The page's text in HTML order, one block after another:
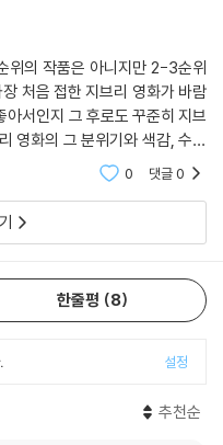
위의 작품은 아니지만 2-3순위
지 않더라구요. 나우시카
0 댓글0
한줄평 8
설정
추천순